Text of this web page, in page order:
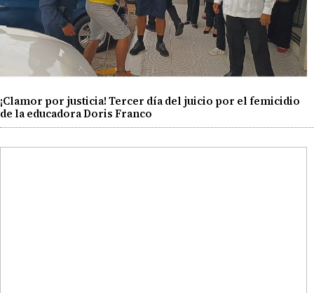
¡Clamor por justicia! Tercer día del juicio por el femicidio
de la educadora Doris Franco